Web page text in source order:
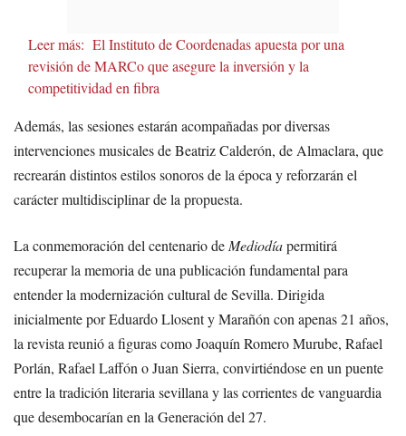
Leer más: El Instituto de Coordenadas apuesta por una
revisión de MARCo que asegure la inversión y la
competitividad en fibra
Además, las sesiones estarán acompañadas por diversas
intervenciones musicales de Beatriz Calderón, de Almaclara, que
recrearán distintos estilos sonoros de la época y reforzarán el
carácter multidisciplinar de la propuesta.
La conmemoración del centenario de Mediodíapermitirá
recuperar la memoria de una publicación fundamental para
entender la modernización cultural de Sevilla. Dirigida
inicialmente por Eduardo Llosent y Marañón con apenas 21 años,
la revista reunió a figuras como Joaquín Romero Murube, Rafael
Porlán, Rafael Laffón o Juan Sierra, convirtiéndose en un puente
entre la tradición literaria sevillana y las corrientes de vanguardia
que desembocarían en la Generación del 27.